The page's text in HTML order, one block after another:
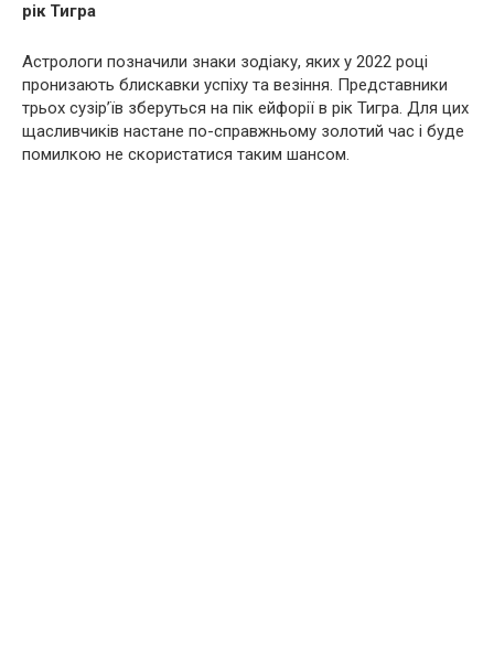
рік Тигра
Астрологи позначили знаки зодіаку, яких у 2022 році
пронизають блискавки успіху та везіння. Представники
трьох сузір’їв зберуться на пік ейфорії в рік Тигра. Для цих
щасливчиків настане по-справжньому золотий час і буде
помилкою не скористатися таким шансом.